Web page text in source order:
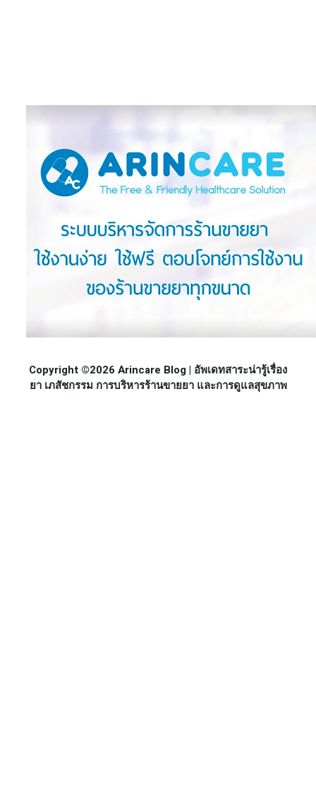
Copyright ©2026 Arincare Blog | อัพเดทสาระน่ารู้เรื่อง
ยา เภสัชกรรม การบริหารร้านขายยา และการดูแลสุขภาพ